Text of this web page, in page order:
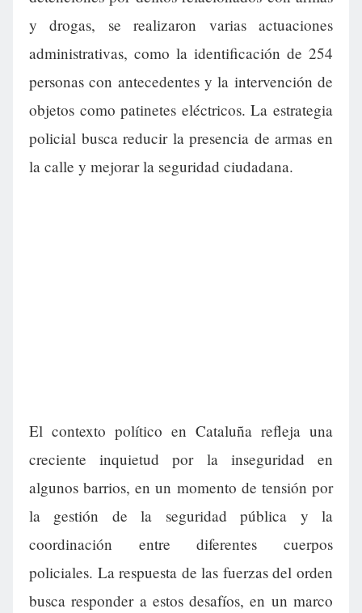
y drogas, se realizaron varias actuaciones
administrativas, como la identificación de 254
personas con antecedentes y la intervención de
objetos como patinetes eléctricos. La estrategia
policial busca reducir la presencia de armas en
la calle y mejorar la seguridad ciudadana.
El contexto político en Cataluña refleja una
creciente inquietud por la inseguridad en
algunos barrios, en un momento de tensión por
la gestión de la seguridad pública y la
coordinación entre diferentes cuerpos
policiales. La respuesta de las fuerzas del orden
busca responder a estos desafíos, en un marco